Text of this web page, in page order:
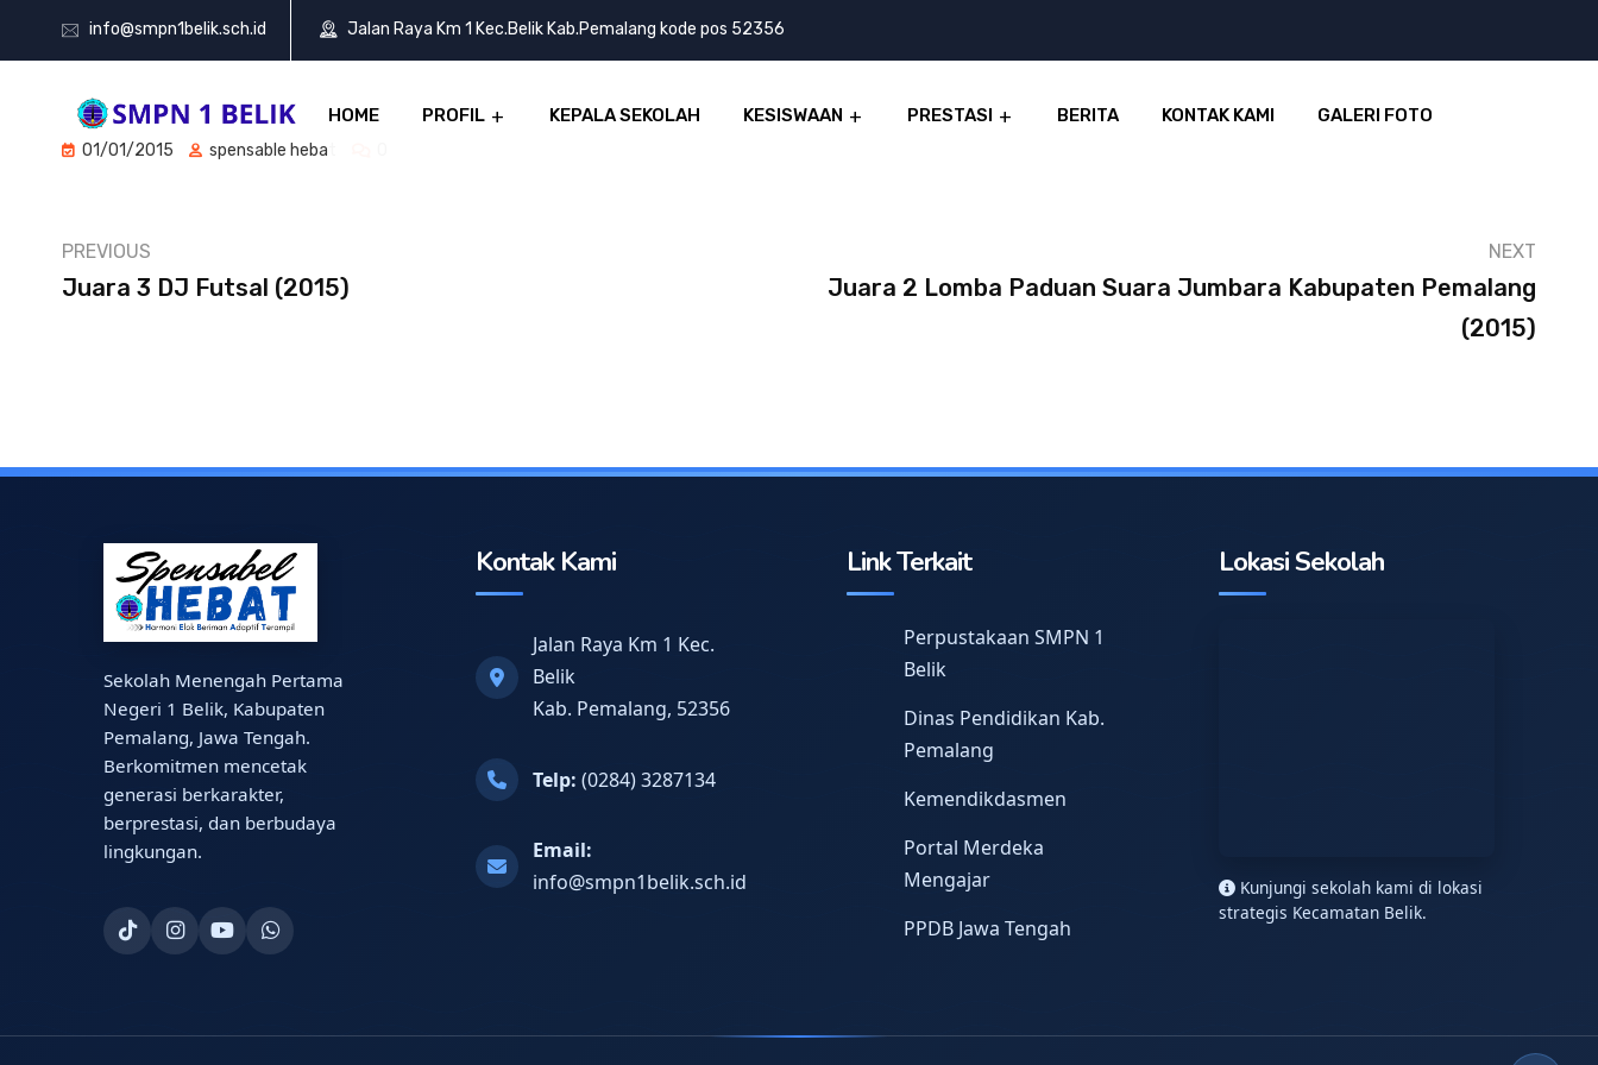
info@smpn1belik.sch.id Jalan Raya Km 1 Kec.Belik Kab.Pemalang kode pos 52356
HOME PROFIL KEPALA SEKOLAH KESISWAAN PRESTASI BERITA KONTAK KAMI GALERI FOTO
01/01/2015 spensable hebat
PREVIOUS
Juara 3 DJ Futsal (2015)
NEXT
Juara 2 Lomba Paduan Suara Jumbara Kabupaten Pemalang
(2015)
Sekolah Menengah Pertama
Negeri 1 Belik, Kabupaten
Pemalang, Jawa Tengah.
Berkomitmen mencetak
generasi berkarakter,
berprestasi, dan berbudaya
lingkungan.
Kontak Kami
Jalan Raya Km 1 Kec.
Belik
Kab. Pemalang, 52356
Telp: (0284) 3287134
Email:
info@smpn1belik.sch.id
Link Terkait
Perpustakaan SMPN 1
Belik
Dinas Pendidikan Kab.
Pemalang
Kemendikdasmen
Portal Merdeka
Mengajar
PPDB Jawa Tengah
Lokasi Sekolah
Kunjungi sekolah kami di lokasi
strategis Kecamatan Belik.